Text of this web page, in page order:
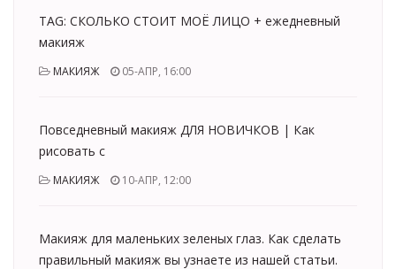
TAG: СКОЛЬКО СТОИТ МОЁ ЛИЦО + ежедневный
макияж
МАКИЯЖ 05-АПР, 16:00
Повседневный макияж ДЛЯ НОВИЧКОВ | Как
рисовать с
МАКИЯЖ 10-АПР, 12:00
Макияж для маленьких зеленых глаз. Как сделать
правильный макияж вы узнаете из нашей статьи.